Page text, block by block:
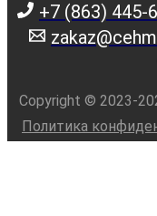
+7 (863) 445-
Copyright © 2023-
Политика